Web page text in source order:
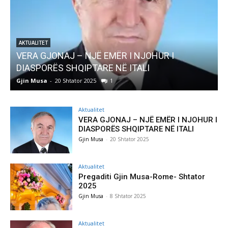
AKTUALITET
Pregaditi Gjin Musa-Rome- Shtator 2025
Gjin Musa - 8 Shtator 2025 0
Aktualitet
VERA GJONAJ – NJË EMËR I NJOHUR I
DIASPORËS SHQIPTARE NË ITALI
Gjin Musa - 20 Shtator 2025
Aktualitet
Pregaditi Gjin Musa-Rome- Shtator
2025
Gjin Musa - 8 Shtator 2025
Aktualitet